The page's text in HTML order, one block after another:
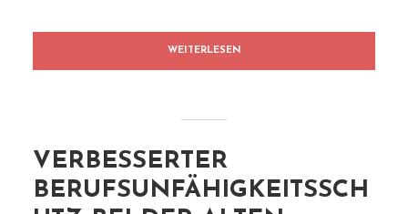
WEITERLESEN
VERBESSERTER
BERUFSUNFÄHIGKEITSSCH